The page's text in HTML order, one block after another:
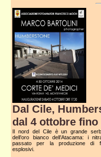
Dal Cile,
dal 4 ottobre
Il nord del Cile è un grande
dell’oro bianco dell’Atacama: i
passato per la produzione di
esplosivi.